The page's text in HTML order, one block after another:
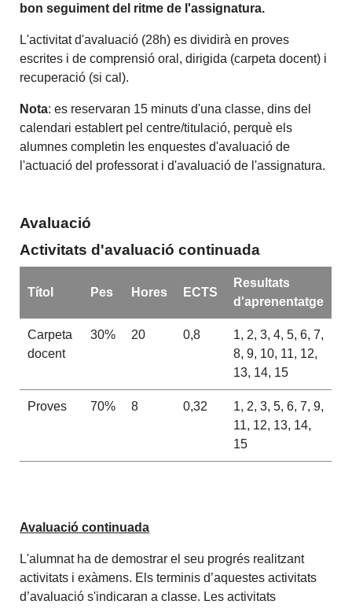
bon seguiment del ritme de l'assignatura.
L'activitat d'avaluació (28h) es dividirà en proves
escrites i de comprensió oral, dirigida (carpeta docent) i
recuperació (si cal).
Nota: es reservaran 15 minuts d'una classe, dins del
calendari establert pel centre/titulació, perquè els
alumnes completin les enquestes d'avaluació de
l'actuació del professorat i d'avaluació de l'assignatura.
Avaluació
Activitats d'avaluació continuada
Títol Pes Hores ECTS
Resultats
d'aprenentatge
Carpeta
docent
30% 20 0,8
1, 2, 3, 4, 5, 6, 7,
8, 9, 10, 11, 12,
13, 14, 15
Proves 70% 8 0,32
1, 2, 3, 5, 6, 7, 9,
11, 12, 13, 14,
15
Avaluació continuada
L'alumnat ha de demostrar el seu progrés realitzant
activitats i exàmens. Els terminis d’aquestes activitats
d’avaluació s'indicaran a classe. Les activitats